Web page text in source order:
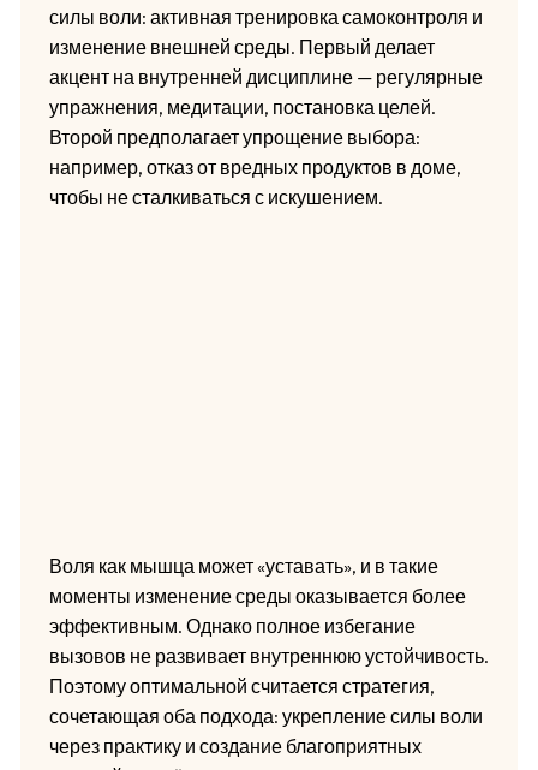
силы воли: активная тренировка самоконтроля и
изменение внешней среды. Первый делает
акцент на внутренней дисциплине — регулярные
упражнения, медитации, постановка целей.
Второй предполагает упрощение выбора:
например, отказ от вредных продуктов в доме,
чтобы не сталкиваться с искушением.
Воля как мышца может «уставать», и в такие
моменты изменение среды оказывается более
эффективным. Однако полное избегание
вызовов не развивает внутреннюю устойчивость.
Поэтому оптимальной считается стратегия,
сочетающая оба подхода: укрепление силы воли
через практику и создание благоприятных